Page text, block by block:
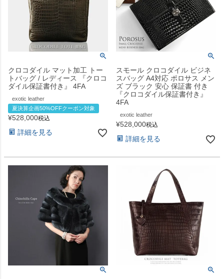
クロコダイル マット加工 トー
トバッグ / レディース 『クロコ
ダイル保証書付き』 4FA
exotic leather
夏決算企画50%OFFクーポン対象
¥528,000税込
詳細を見る
スモール クロコダイル ビジネ
スバッグ A4対応 ポロサス メン
ズ ブラック 安心 保証書 付き
『クロコダイル保証書付き』
4FA
exotic leather
¥528,000税込
詳細を見る